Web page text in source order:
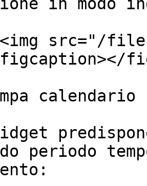
src="/files/
calendario
periodo